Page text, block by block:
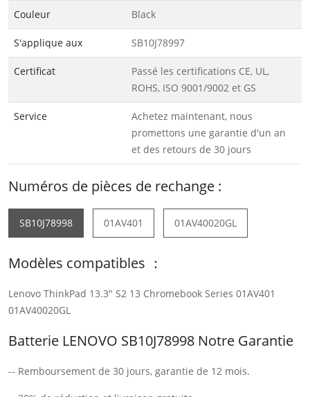
Couleur Black
S'applique aux SB10J78997
Certificat
Passé les certifications CE, UL,
ROHS, ISO 9001/9002 et GS
Service
Achetez maintenant, nous
promettons une garantie d'un an
et des retours de 30 jours
Numéros de pièces de rechange :
SB10J78998 01AV401 01AV40020GL
Modèles compatibles ：
Lenovo ThinkPad 13.3" S2 13 Chromebook Series 01AV401
01AV40020GL
Batterie LENOVO SB10J78998 Notre Garantie
-- Remboursement de 30 jours, garantie de 12 mois.